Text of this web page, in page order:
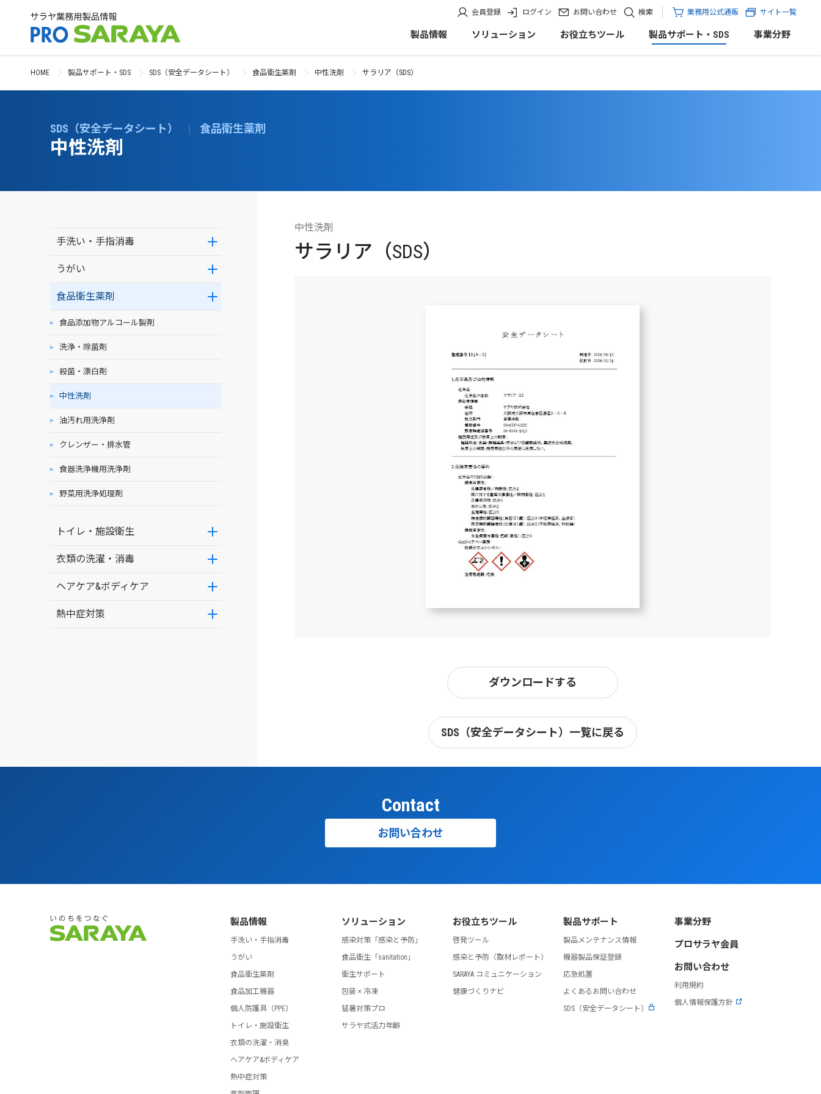
会員登録 ログイン お問い合わせ 検索 業務用公式通販 サイト一覧
製品情報 ソリューション お役立ちツール 製品サポート・SDS 事業分野
HOME 製品サポート・SDS SDS（安全データシート） 食品衛生薬剤 中性洗剤 サラリア（SDS）
SDS（安全データシート） | 食品衛生薬剤
中性洗剤
手洗い・手指消毒
うがい
食品衛生薬剤
食品添加物アルコール製剤
洗浄・除菌剤
殺菌・漂白剤
中性洗剤
油汚れ用洗浄剤
クレンザー・排水管
食器洗浄機用洗浄剤
野菜用洗浄処理剤
トイレ・施設衛生
衣類の洗濯・消毒
ヘアケア&ボディケア
熱中症対策
中性洗剤
サラリア（SDS）
ダウンロードする
SDS（安全データシート）一覧に戻る
Contact
お問い合わせ
製品情報
手洗い・手指消毒
うがい
食品衛生薬剤
食品加工機器
個人防護具（PPE）
トイレ・施設衛生
衣類の洗濯・消臭
ヘアケア&ボディケア
熱中症対策
ソリューション
感染対策「感染と予防」
食品衛生「sanitation」
衛生サポート
包装 × 冷凍
猛暑対策プロ
サラヤ式活力年齢
お役立ちツール
啓発ツール
感染と予防（取材レポート）
SARAYA コミュニケーション
健康づくりナビ
製品サポート
製品メンテナンス情報
機器製品保証登録
応急処置
よくあるお問い合わせ
SDS（安全データシート）
事業分野
プロサラヤ会員
お問い合わせ
利用規約
個人情報保護方針